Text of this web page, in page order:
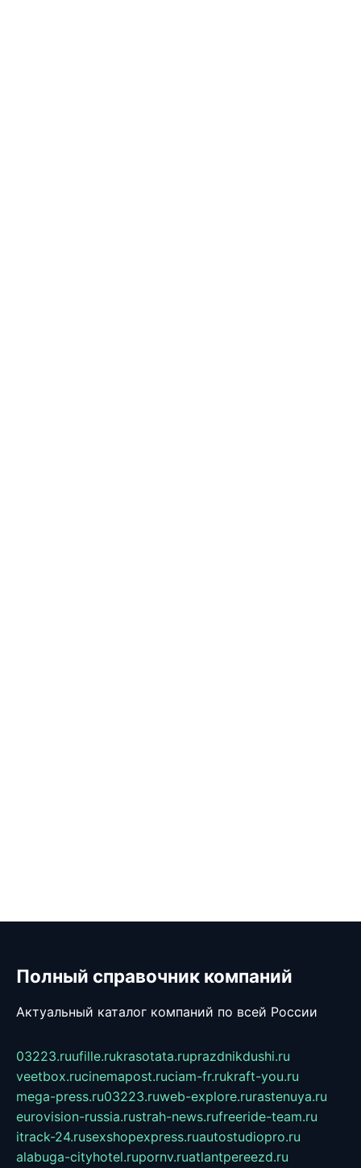
Полный справочник компаний
Актуальный каталог компаний по всей России
03223.ruufille.rukrasotata.ruprazdnikdushi.ru
veetbox.rucinemapost.ruciam-fr.rukraft-you.ru
mega-press.ru03223.ruweb-explore.rurastenuya.ru
eurovision-russia.rustrah-news.rufreeride-team.ru
itrack-24.rusexshopexpress.ruautostudiopro.ru
alabuga-cityhotel.rupornv.ruatlantpereezd.ru